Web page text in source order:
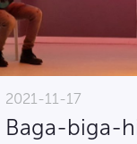
2021-11-17
Baga-biga-